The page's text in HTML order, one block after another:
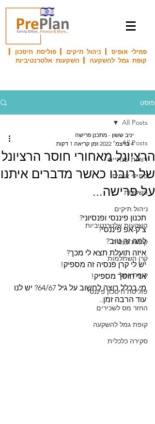
פמילי אופיס | ניהול תיקים | פוליסת חיסכון |
קופת גמל להשקעה | השקעות אלטרנטיביות
פוסט
All Posts
דוחות שנתיים
פמילי אופיס
השקעות
ניהול תיקים
השקעות אלטרנטיביות
קרנות פנסיה
קרן השתלמות
קופת גמל
פוליסת חיסכון פיננסי
החזר מס לשכירים
קופת גמל להשקעה
סקירה כלכלית
All Posts
הרציונל מאחורי חוסר הרציונל
של רובנו כאשר מדברים איתנו
על פרישה...
יניב ששון - מתכנן פרישה
4 בדצמ׳ 2022
זמן קריאה 1 דקות
תכנון פיננסי ופנסיוני?
צ'ק-אפ פיננסי?
למה זה טוב?
איזה תועלת תצא לי מכך?
יש לי קרן פנסיה זה מספיק!
אני חוסך מספיק!
מי בכלל רוצה לחשוב על גיל 64/67? יש לנו
עוד הרבה זמן..